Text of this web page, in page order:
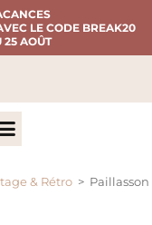
LE CODE BREAK20
25 AOÛT
& Rétro >